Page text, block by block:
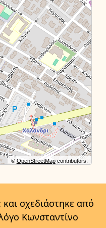
© OpenStreetMapcontributors.
σχεδιάστηκε από
Κωνσταντίνο